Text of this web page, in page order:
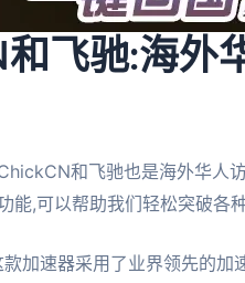
和飞驰:海外
和飞驰也是海外华人
能,可以帮助我们轻松突破各
加速器采用了业界领先的加